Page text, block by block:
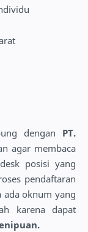
dengan PT.
agar membaca
posisi yang
pendaftaran
ada oknum yang
karena dapat